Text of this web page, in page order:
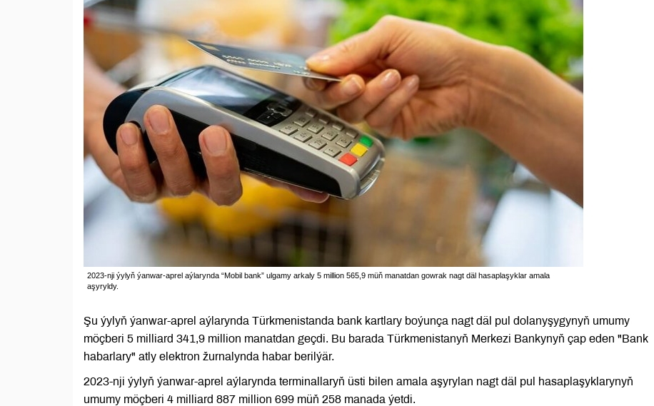
2023-nji ýylyň ýanwar-aprel aýlarynda “Mobil bank” ulgamy arkaly 5 million 565,9 müň manatdan gowrak nagt däl hasaplaşyklar amala
aşyryldy.
Şu ýylyň ýanwar-aprel aýlarynda Türkmenistanda bank kartlary boýunça nagt däl pul dolanyşygynyň umumy
möçberi 5 milliard 341,9 million manatdan geçdi. Bu barada Türkmenistanyň Merkezi Bankynyň çap eden "Bank
habarlary" atly elektron žurnalynda habar berilýär.
2023-nji ýylyň ýanwar-aprel aýlarynda terminallaryň üsti bilen amala aşyrylan nagt däl pul hasaplaşyklarynyň
umumy möçberi 4 milliard 887 million 699 müň 258 manada ýetdi.